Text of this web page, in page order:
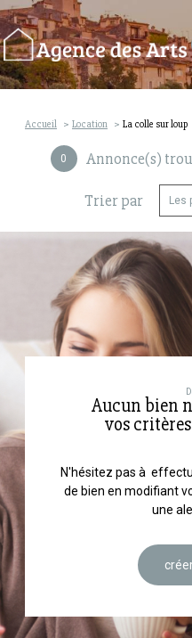
Accueil
Accueil Location La colle sur loup
0 Annonce(s)
Trier par Les
Aucun bien
vos
N'hésitez pas à
de bien en modifiant
une